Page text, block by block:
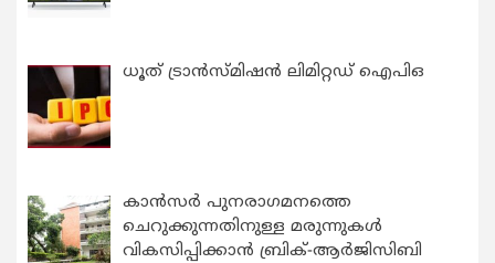
ധൂത് ട്രാൻസ്മിഷൻ ലിമിറ്റഡ് ഐപിഒ
കാന്‍സര്‍ പുനരാഗമനത്തെ
ചെറുക്കുന്നതിനുള്ള മരുന്നുകള്‍
വികസിപ്പിക്കാന്‍ ബ്രിക്-ആര്‍ജിസിബി